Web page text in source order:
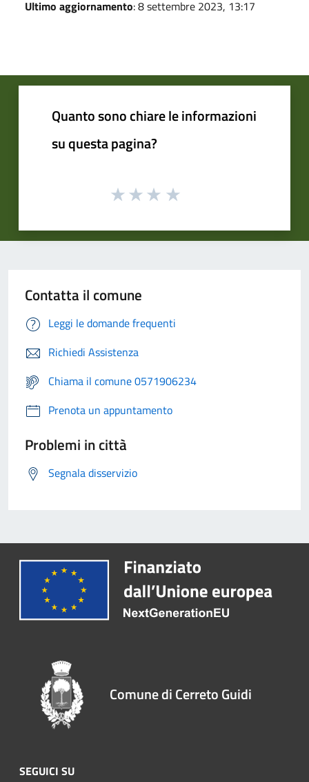
Ultimo aggiornamento: 8 settembre 2023, 13:17
Quanto sono chiare le informazioni
su questa pagina?
Contatta il comune
Leggi le domande frequenti
Richiedi Assistenza
Chiama il comune 0571906234
Prenota un appuntamento
Problemi in città
Segnala disservizio
Comune di Cerreto Guidi
SEGUICI SU